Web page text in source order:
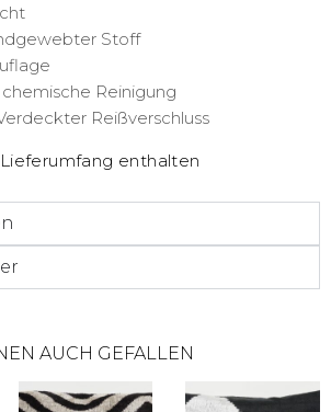
Stoff
Reinigung
Reißverschluss
enthalten
AUCH GEFALLEN